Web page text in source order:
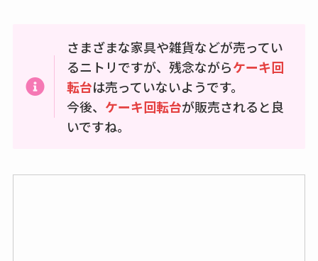
さまざまな家具や雑貨などが売ってい
るニトリですが、残念ながらケーキ回
転台は売っていないようです。
今後、 ケーキ回転台が販売されると良
いですね。